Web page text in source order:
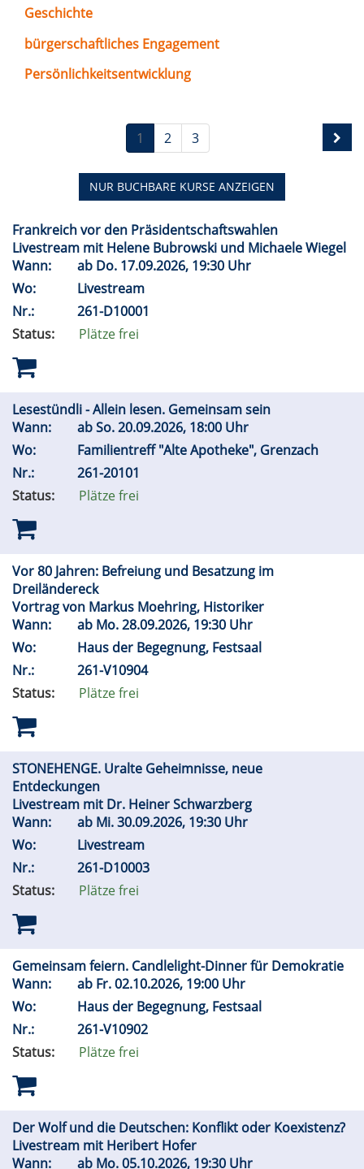
Geschichte
bürgerschaftliches Engagement
Persönlichkeitsentwicklung
1 2 3
NUR BUCHBARE KURSE ANZEIGEN
Frankreich vor den Präsidentschaftswahlen
Livestream mit Helene Bubrowski und Michaele Wiegel
Wann:
ab Do. 17.09.2026, 19:30 Uhr
Wo:
Livestream
Nr.:
261-D10001
Status:
Plätze frei
Lesestündli - Allein lesen. Gemeinsam sein
Wann:
abSo.20.09.2026, 18:00 Uhr
Wo:
Familientreff "Alte Apotheke", Grenzach
Nr.:
261-20101
Status:
Plätze frei
Vor 80 Jahren: Befreiung und Besatzung im
Dreiländereck
Vortrag von Markus Moehring, Historiker
Wann:
ab Mo.28.09.2026, 19:30 Uhr
Wo:
Haus der Begegnung, Festsaal
Nr.:
261-V10904
Status:
Plätze frei
STONEHENGE. Uralte Geheimnisse, neue
Entdeckungen
Livestream mit Dr. Heiner Schwarzberg
Wann:
ab Mi.30.09.2026, 19:30 Uhr
Wo:
Livestream
Nr.:
261-D10003
Status:
Plätze frei
Gemeinsam feiern. Candlelight-Dinner für Demokratie
Wann:
ab Fr.02.10.2026, 19:00 Uhr
Wo:
Haus der Begegnung, Festsaal
Nr.:
261-V10902
Status:
Plätze frei
Der Wolf und die Deutschen: Konflikt oder Koexistenz?
Livestream mit Heribert Hofer
Wann:
ab Mo.05.10.2026, 19:30 Uhr